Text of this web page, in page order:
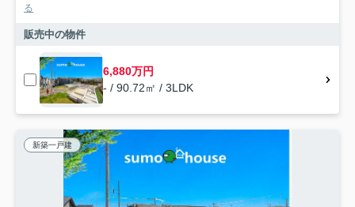
る
販売中の物件
6,880万円
- / 90.72㎡ / 3LDK
新築一戸建